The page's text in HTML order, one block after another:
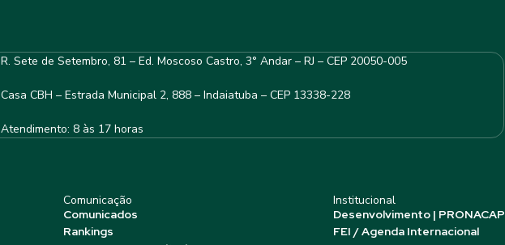
R. Sete de Setembro, 81 – Ed. Moscoso Castro, 3° Andar – RJ – CEP 20050-005
Casa CBH – Estrada Municipal 2, 888 – Indaiatuba – CEP 13338-228
Atendimento: 8 às 17 horas
Comunicação
Comunicados
Rankings
Institucional
Desenvolvimento | PRONACAP
FEI / Agenda Internacional